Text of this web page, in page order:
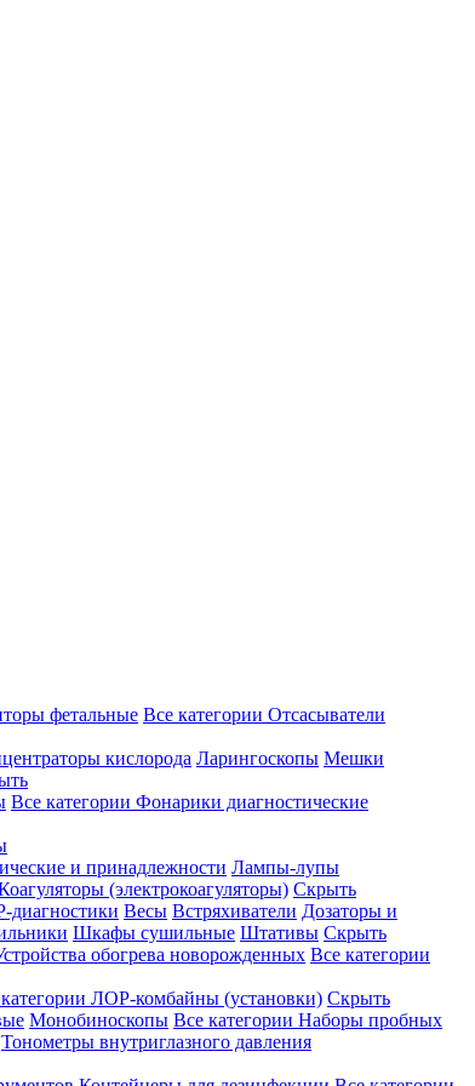
фетальные Все категории Отсасыватели
кислорода Ларингоскопы Мешки
Все категории Фонарики диагностические
и принадлежности Лампы-лупы
(электрокоагуляторы) Скрыть
Весы Встряхиватели Дозаторы и
Шкафы сушильные Штативы Скрыть
обогрева новорожденных Все категории
ЛОР-комбайны (установки) Скрыть
Монобиноскопы Все категории Наборы пробных
Тонометры внутриглазного давления